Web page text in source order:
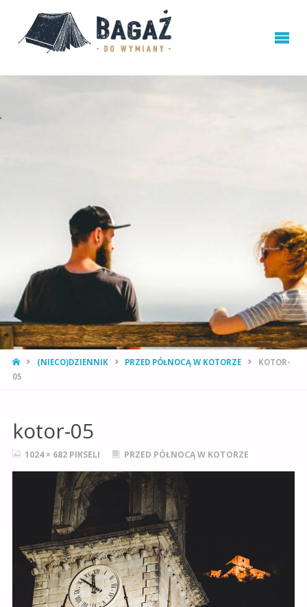
STRONA
(NIECO)DZIENNIK PRZED PÓŁNOCĄ W KOTORZE
KOTOR-
05
kotor-05
PEŁNY
ROZMIAR
1024 × 682 PIKSELI PRZED PÓŁNOCĄ W KOTORZE